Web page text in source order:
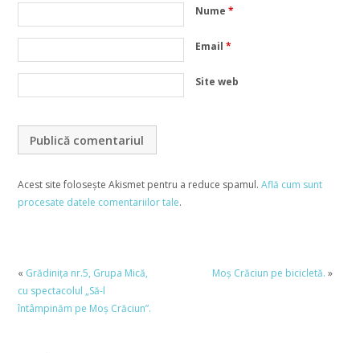
Nume *
Email *
Site web
Acest site folosește Akismet pentru a reduce spamul. Află cum sunt
procesate datele comentariilor tale.
« Grădiniţa nr.5, Grupa Mică,
cu spectacolul „Să-l
întâmpinăm pe Moş Crăciun”.
Moş Crăciun pe bicicletă. »